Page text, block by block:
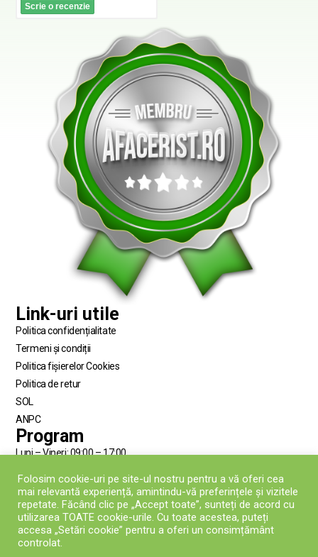
Scrie o recenzie
Link-uri utile
Politica confidențialitate
Termeni și condiții
Politica fișierelor Cookies
Politica de retur
SOL
ANPC
Program
Luni – Vineri: 09:00 – 17:00
Duminică:închis
Contact
0745.693.175
Folosim cookie-uri pe site-ul nostru pentru a vă oferi cea
mai relevantă experiență, amintindu-vă preferințele și vizitele
repetate. Făcând clic pe „Accept toate”, sunteți de acord cu
utilizarea TOATE cookie-urile. Cu toate acestea, puteți
accesa „Setări cookie” pentru a oferi un consimțământ
controlat.